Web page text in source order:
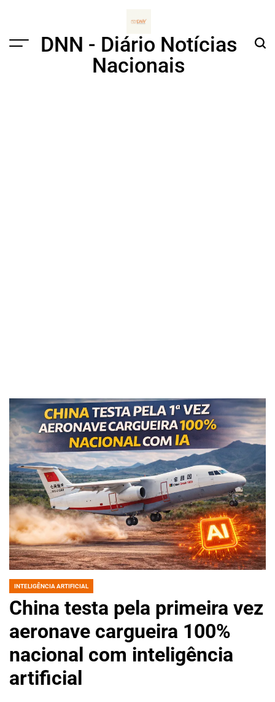
Menu
DNN - Diário Notícias
Nacionais
POSTED
INTELIGÊNCIA ARTIFICIAL
China testa pela primeira vez
aeronave cargueira 100%
nacional com inteligência
artificial